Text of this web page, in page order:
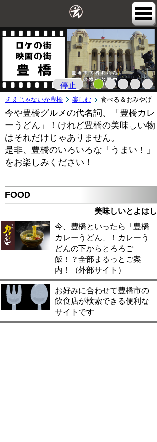
停止
ええじゃないか豊橋 楽しむ 食べる＆おみやげ
今や豊橋グルメの代名詞、「豊橋カレ
ーうどん」！けれど豊橋の美味しい物
はそれだけじゃありません。
是非、豊橋のいろいろな「うまい！」
をお楽しみください！
FOOD
美味しいとよはし
今、豊橋といったら「豊橋
カレーうどん」！カレーう
どんの下からとろろご
飯！？全部まるっとご案
内！（外部サイト）
お好みに合わせて豊橋市の
飲食店が検索できる便利な
サイトです